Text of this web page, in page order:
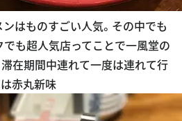
はものすごい人気。その中でも
も超人気店ってことで一風堂の
在期間中連れて一度は連れて行
赤丸新味